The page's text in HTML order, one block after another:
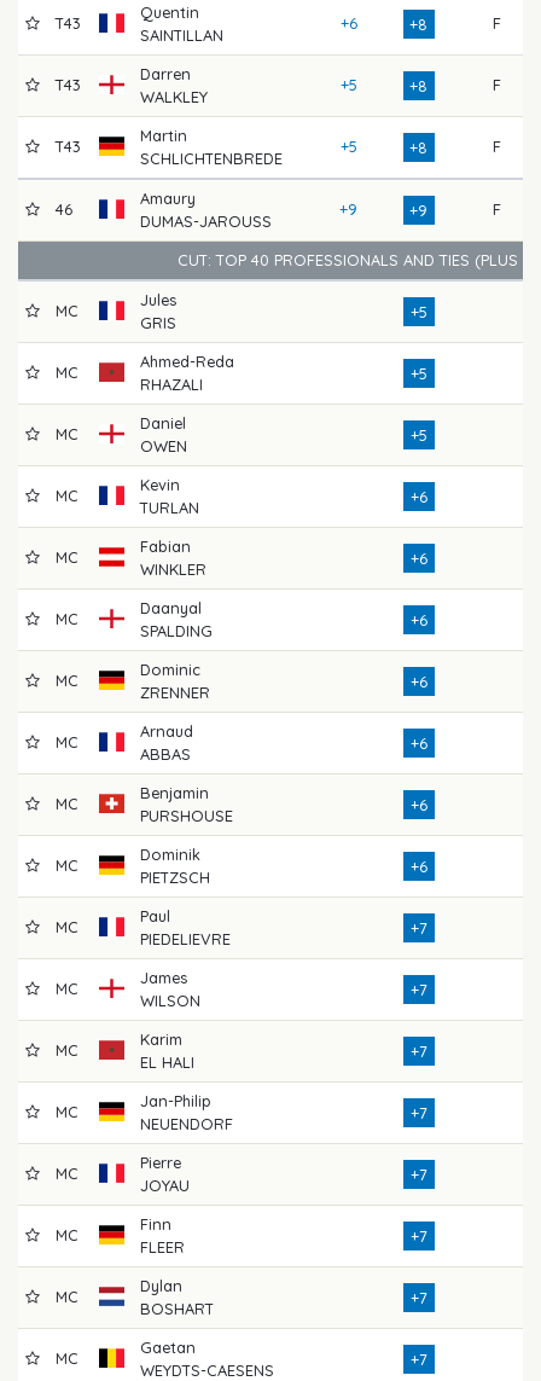
T43
Quentin
SAINTILLAN
+6 +8 F
T43
Darren
WALKLEY
+5 +8 F
T43
Martin
SCHLICHTENBREDE
+5 +8 F
46
Amaury
DUMAS-JAROUSS
+9 +9 F
CUT: TOP 40 PROFESSIONALS AND TIES (PLUS
MC
Jules
GRIS
+5
MC
Ahmed-Reda
RHAZALI
+5
MC
Daniel
OWEN
+5
MC
Kevin
TURLAN
+6
MC
Fabian
WINKLER
+6
MC
Daanyal
SPALDING
+6
MC
Dominic
ZRENNER
+6
MC
Arnaud
ABBAS
+6
MC
Benjamin
PURSHOUSE
+6
MC
Dominik
PIETZSCH
+6
MC
Paul
PIEDELIEVRE
+7
MC
James
WILSON
+7
MC
Karim
EL HALI
+7
MC
Jan-Philip
NEUENDORF
+7
MC
Pierre
JOYAU
+7
MC
Finn
FLEER
+7
MC
Dylan
BOSHART
+7
MC
Gaetan
WEYDTS-CAESENS
+7